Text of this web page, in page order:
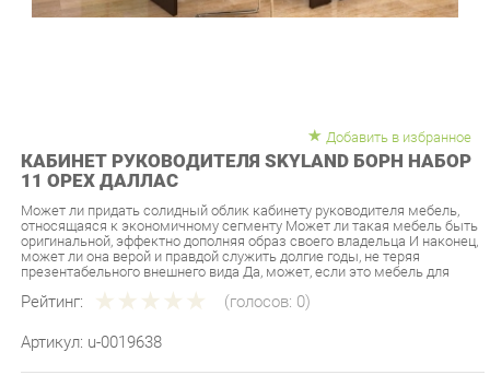
КАБИНЕТ РУКОВОДИТЕЛЯ SKYLAND БОРН НАБОР
11 ОРЕХ ДАЛЛАС
Может ли придать солидный облик кабинету руководителя мебель,
оригинальной, эффектно дополняя образ своего владельца И наконец,
может ли она верой и правдой служить долгие годы, не теряя
презентабельного внешнего вида Да, может, если это мебель для
Рейтинг: (голосов:0)
Артикул: u-0019638